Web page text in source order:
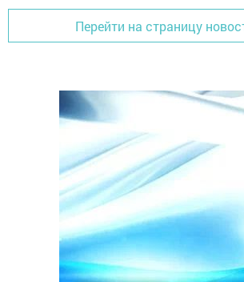
Перейти на страницу